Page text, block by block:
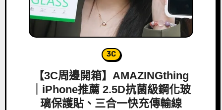
3C
【3C周邊開箱】AMAZINGthing
｜iPhone推薦 2.5D抗菌級鋼化玻
璃保護貼、三合一快充傳輸線